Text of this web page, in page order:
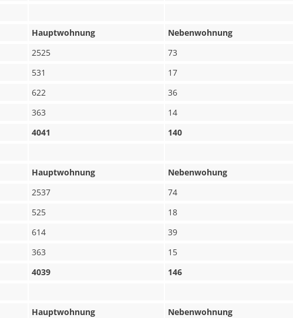
Hauptwohnung Nebenwohnung
2525 73
531 17
622 36
363 14
4041 140
Hauptwohnung Nebenwohung
2537 74
525 18
614 39
363 15
4039 146
Hauptwohnung Nebenwohnung